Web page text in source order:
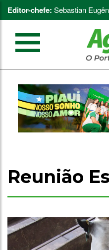
Editor-chefe: Sebastian
Reunião